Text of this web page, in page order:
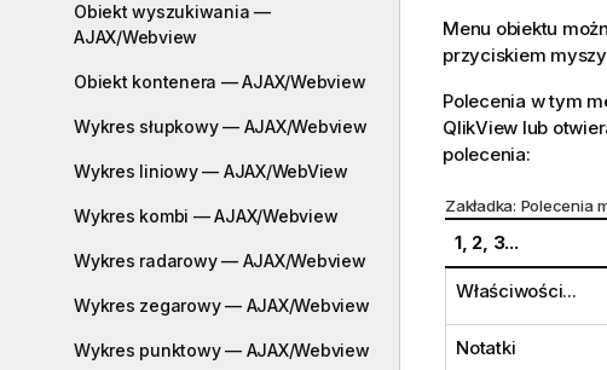
Obiekt wyszukiwania —
AJAX/Webview
Obiekt kontenera — AJAX/Webview
Wykres słupkowy — AJAX/Webview
Wykres liniowy — AJAX/WebView
Wykres kombi — AJAX/Webview
Wykres radarowy — AJAX/Webview
Wykres zegarowy — AJAX/Webview
Wykres punktowy — AJAX/Webview
Menu obiektu
przyciskiem
Polecenia w tym
QlikView lub
polecenia:
Zakładka: Polecenia
1, 2, 3...
Właściwości...
Notatki